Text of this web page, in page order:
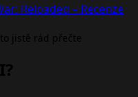
Reloaded – Recenze
jistě rád přečte